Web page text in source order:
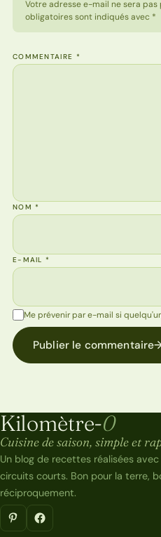
Votre adresse e-mail ne sera pas
obligatoires sont indiqués avec *
COMMENTAIRE *
NOM*
E-MAIL*
Me prévenir par e-mail si
Publier le commentaire
Kilomètre-0
Kilomètre-0
Cuisine de saison, simple et
Un blog de recettes réalisées
circuits courts. Bon pour la terre,
réciproquement.